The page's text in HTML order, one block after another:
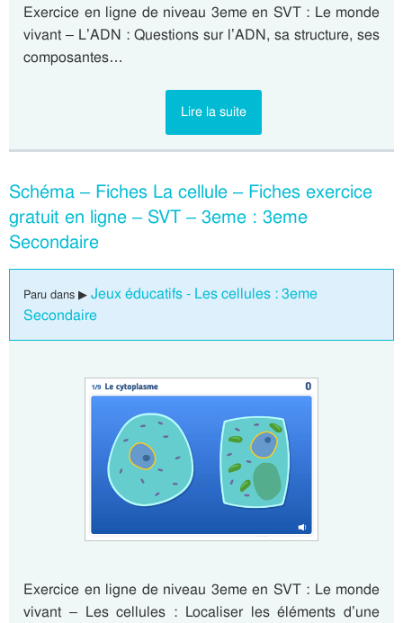
Exercice en ligne de niveau 3eme en SVT : Le monde
vivant – L’ADN : Questions sur l’ADN, sa structure, ses
composantes…
Lire la suite
Schéma – Fiches La cellule – Fiches exercice
gratuit en ligne – SVT – 3eme : 3eme
Secondaire
Paru dans ▶ Jeux éducatifs - Les cellules : 3eme
Secondaire
Exercice en ligne de niveau 3eme en SVT : Le monde
vivant – Les cellules : Localiser les éléments d’une